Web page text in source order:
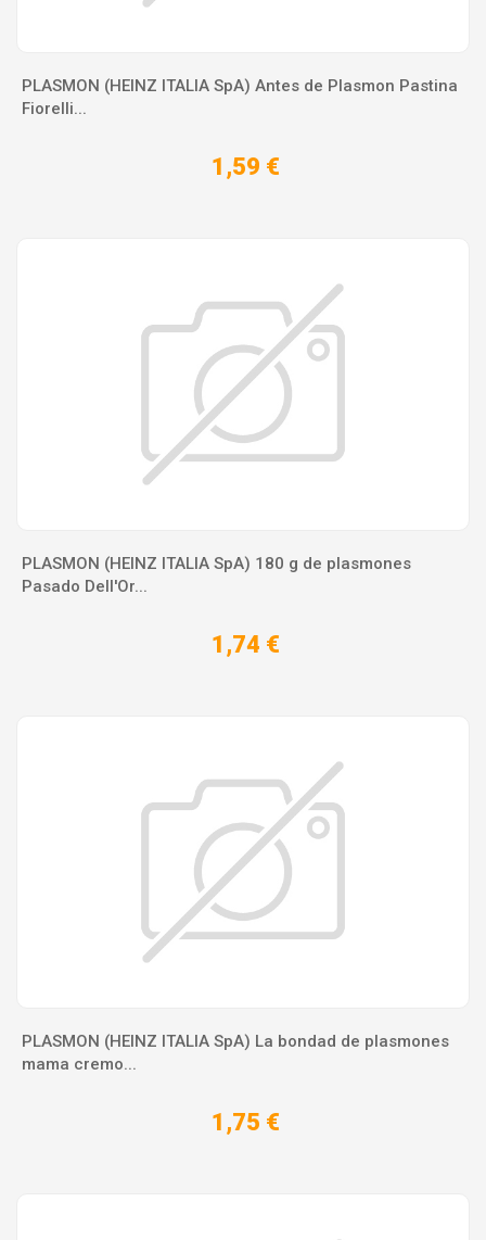
PLASMON (HEINZ ITALIA SpA) Antes de Plasmon Pastina
Fiorelli...
1,59 €
PLASMON (HEINZ ITALIA SpA) 180 g de plasmones
Pasado Dell'Or...
1,74 €
PLASMON (HEINZ ITALIA SpA) La bondad de plasmones
mama cremo...
1,75 €